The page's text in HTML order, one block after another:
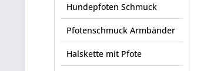
Hundepfoten Schmuck
Pfotenschmuck Armbänder
Halskette mit Pfote